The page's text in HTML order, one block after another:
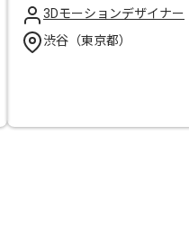
3Dモーションデザイナー
渋谷（東京都）